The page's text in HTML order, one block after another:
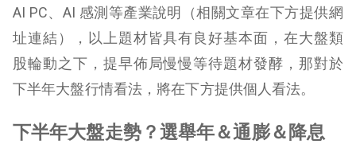
AI PC、AI 感測等產業說明（相關文章在下方提供網
址連結），以上題材皆具有良好基本面，在大盤類
股輪動之下，提早佈局慢慢等待題材發酵，那對於
下半年大盤行情看法，將在下方提供個人看法。
下半年大盤走勢？選舉年＆通膨＆降息